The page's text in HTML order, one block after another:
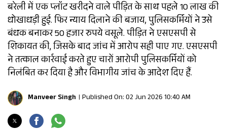
बरेली में एक प्लॉट खरीदने वाले पीड़ित के साथ पहले 10 लाख की
धोखाधड़ी हुई. फिर न्याय दिलाने की बजाय, पुलिसकर्मियों ने उसे
बंधक बनाकर 50 हजार रुपये वसूले. पीड़ित ने एसएसपी से
शिकायत की, जिसके बाद जांच में आरोप सही पाए गए. एसएसपी
ने तत्काल कार्रवाई करते हुए चारों आरोपी पुलिसकर्मियों को
निलंबित कर दिया है और विभागीय जांच के आदेश दिए हैं.
Manveer Singh Published On: 02 Jun 2026 10:40 AM